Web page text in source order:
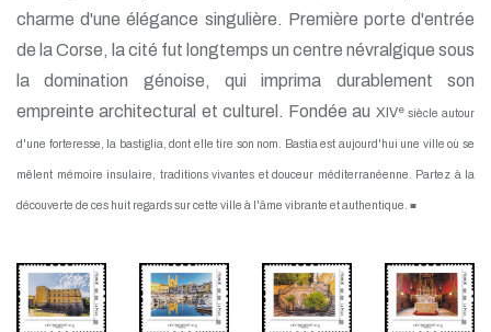
charme d'une élégance singulière. Première porte d'entrée
de la Corse, la cité fut longtemps un centre névralgique sous
la domination génoise, qui imprima durablement son
empreinte architectural et culturel. Fondée au XIVesiècle autour
d'une forteresse, la bastiglia, dont elle tire son nom. Bastia est aujourd'hui une ville où se
mêlent mémoire insulaire, traditions vivantes et douceur méditerranéenne. Partez à la
découverte de ces huit regards sur cette ville à l'âme vibrante et authentique. ■